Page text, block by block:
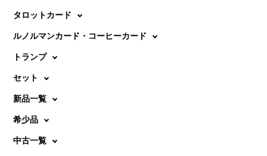
タロットカード
ルノルマンカード・コーヒーカード
トランプ
セット
新品一覧
希少品
中古一覧